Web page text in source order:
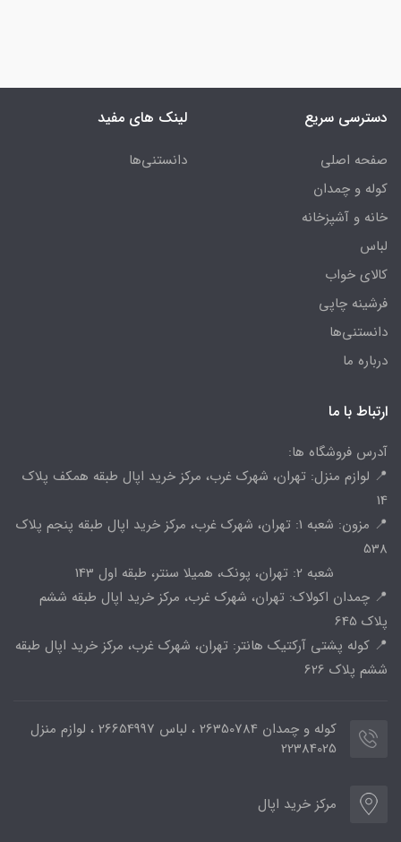
دسترسی سریع
صفحه اصلی
کوله و چمدان
خانه و آشپزخانه
لباس
کالای خواب
فرشینه چاپی
دانستنی‌ها
درباره ما
لینک های مفید
دانستنی‌ها
ارتباط با ما
آدرس فروشگاه ها:
📍 لوازم منزل: تهران، شهرک غرب، مرکز خرید اپال طبقه همکف پلاک
14
📍 مزون: شعبه 1: تهران، شهرک غرب، مرکز خرید اپال طبقه پنجم پلاک
538
شعبه 2: تهران، پونک، همیلا سنتر، طبقه اول 143
📍 چمدان اکولاک: تهران، شهرک غرب، مرکز خرید اپال طبقه ششم
پلاک 645
📍 کوله پشتی آرکتیک هانتر: تهران، شهرک غرب، مرکز خرید اپال طبقه
ششم پلاک 626
کوله و چمدان 26350784 ، لباس 26654997 ، لوازم منزل
22384025
مرکز خرید اپال